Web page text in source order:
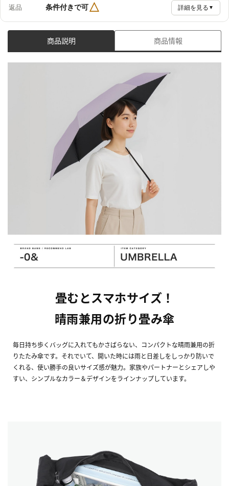
返品 条件付きで可△ 詳細を見る ▼
商品説明 商品情報
畳むとスマホサイズ！
晴雨兼用の折り畳み傘
毎日持ち歩くバッグに入れてもかさばらない、コンパクトな晴雨兼用の折
りたたみ傘です。それでいて、開いた時には雨と日差しをしっかり防いで
くれる、使い勝手の良いサイズ感が魅力。家族やパートナーとシェアしや
すい、シンプルなカラー＆デザインをラインナップしています。